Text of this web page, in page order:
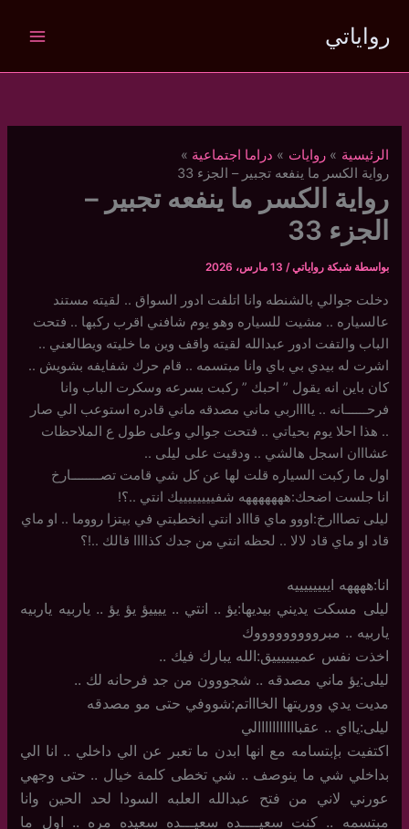
المحتوى
رواياتي
الرئيسية روايات
دراما اجتماعية
رواية الكسر ما ينفعه تجبير – الجزء 33
رواية الكسر ما ينفعه تجبير –
الجزء 33
بواسطة شبكة رواياتي/ 13 مارس، 2026
دخلت جوالي بالشنطه وانا اتلفت ادور السواق .. لقيته مستند
عالسياره .. مشيت للسياره وهو يوم شافني اقرب ركبها .. فتحت
الباب والتفت ادور عبدالله لقيته واقف وين ما خليته ويطالعني ..
اشرت له بيدي بي باي وانا مبتسمه .. قام حرك شفايفه بشويش ..
كان باين انه يقول ” احبك ” ركبت بسرعه وسكرت الباب وانا
فرحــــــانه .. يااااربي ماني مصدقه ماني قادره استوعب الي صار
.. هذا احلا يوم بحياتي .. فتحت جوالي وعلى طول ع الملاحظات
عشااان اسجل هالشي .. ودقيت على ليلى ..
اول ما ركبت السياره قلت لها عن كل شي قامت تصــــــــارخ
انا جلست اضحك:هههههههه شفييييييييك انتي ..؟!
ليلى تصااارخ:اووو ماي قاااد انتي انخطبتي في بيتزا رووما .. او ماي
قاد او ماي قاد لالا .. لحظه انتي من جدك كذاااا قالك ..!؟
انا:ههههه اييييييييه
ليلى مسكت يديني بيديها:يؤ .. انتي .. ييييؤ يؤ يؤ .. ياربيه ياربيه
ياربيه .. مبروووووووووك
اخذت نفس عمييييييق:الله يبارك فيك ..
ليلى:يؤ ماني مصدقه .. شجووون من جد فرحانه لك ..
مديت يدي ووريتها الخاااتم:شووفي حتى مو مصدقه
ليلى:يااي .. عقبااااااااااالي
اكتفيت بإبتسامه مع انها ابدن ما تعبر عن الي داخلي .. انا الي
بداخلي شي ما ينوصف .. شي تخطى كلمة خيال .. حتى وجهي
عورني لاني من فتح عبدالله العلبه السودا لحد الحين وانا
مبتسمه .. كنت سعيــــده سعيـــده سعيده مره .. اول ما